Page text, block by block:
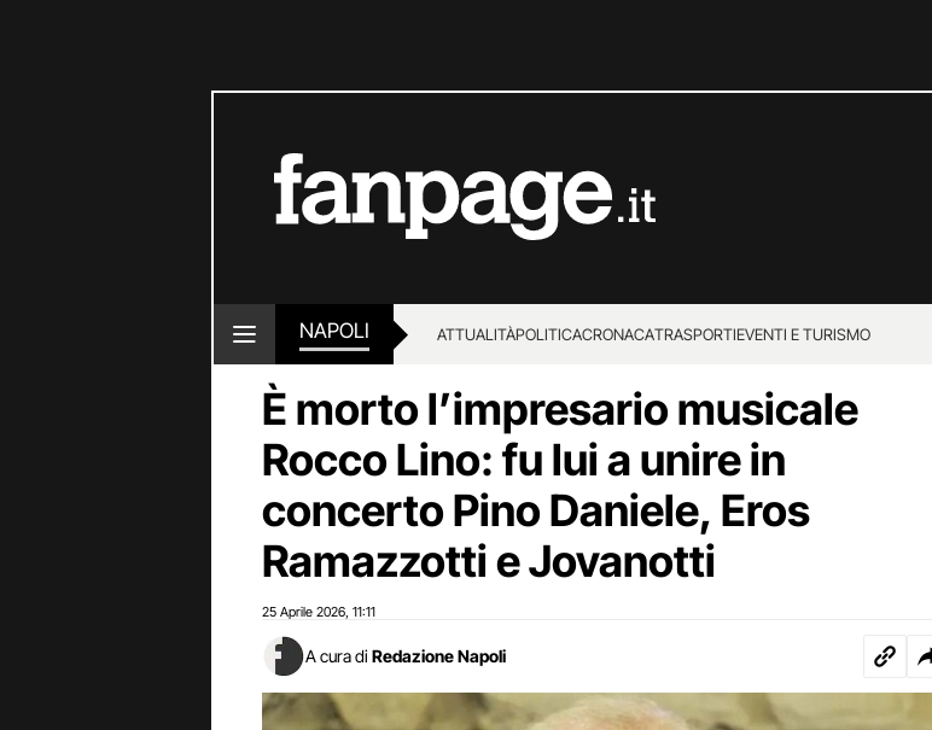
NAPOLI ATTUALITÀPOLITICACRONACATRASPORTIEVENTI E TURISMO
È morto l’impresario musicale
Rocco Lino: fu lui a unire in
concerto Pino Daniele, Eros
Ramazzotti e Jovanotti
25 Aprile 2026 11:11
A cura di Redazione Napoli